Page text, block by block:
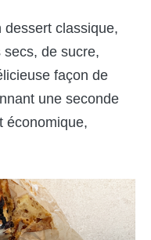
dessert classique,
de sucre,
façon de
une seconde
économique,